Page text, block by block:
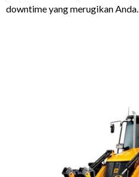
downtime yang merugikan Anda.